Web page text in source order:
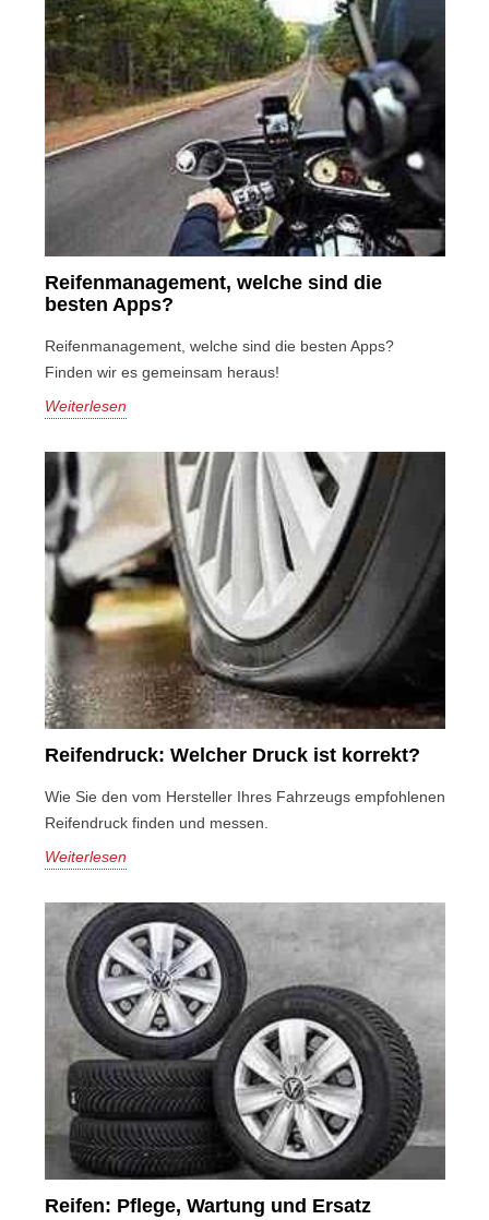
Reifenmanagement, welche sind die
besten Apps?
Reifenmanagement, welche sind die besten Apps?
Finden wir es gemeinsam heraus!
Weiterlesen
Reifendruck: Welcher Druck ist korrekt?
Wie Sie den vom Hersteller Ihres Fahrzeugs empfohlenen
Reifendruck finden und messen.
Weiterlesen
Reifen: Pflege, Wartung und Ersatz